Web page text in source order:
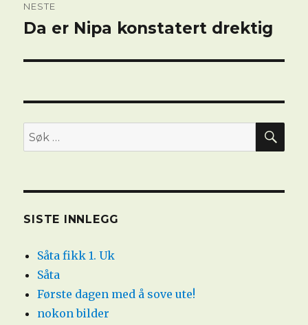
NESTE
Neste
Da er Nipa konstatert drektig
Søk
etter:
SISTE INNLEGG
Såta fikk 1. Uk
Såta
Første dagen med å sove ute!
nokon bilder